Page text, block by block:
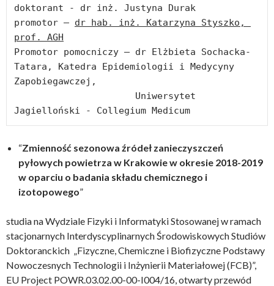
doktorant - dr inż. Justyna Durak
promotor – dr hab. inż. Katarzyna Styszko,
prof. AGH
Promotor pomocniczy – dr Elżbieta Sochacka-
Tatara, Katedra Epidemiologii i Medycyny
Zapobiegawczej,
Jagielloński - Collegium Medicum
“Zmienność sezonowa źródeł zanieczyszczeń
pyłowych powietrza w Krakowie w okresie 2018-2019
w oparciu o badania składu chemicznego i
izotopowego”
studia na Wydziale Fizyki i Informatyki Stosowanej w ramach
stacjonarnych Interdyscyplinarnych Środowiskowych Studiów
Doktoranckich „Fizyczne, Chemiczne i Biofizyczne Podstawy
Nowoczesnych Technologii i Inżynierii Materiałowej (FCB)”,
EU Project POWR.03.02.00-00-I004/16, otwarty przewód